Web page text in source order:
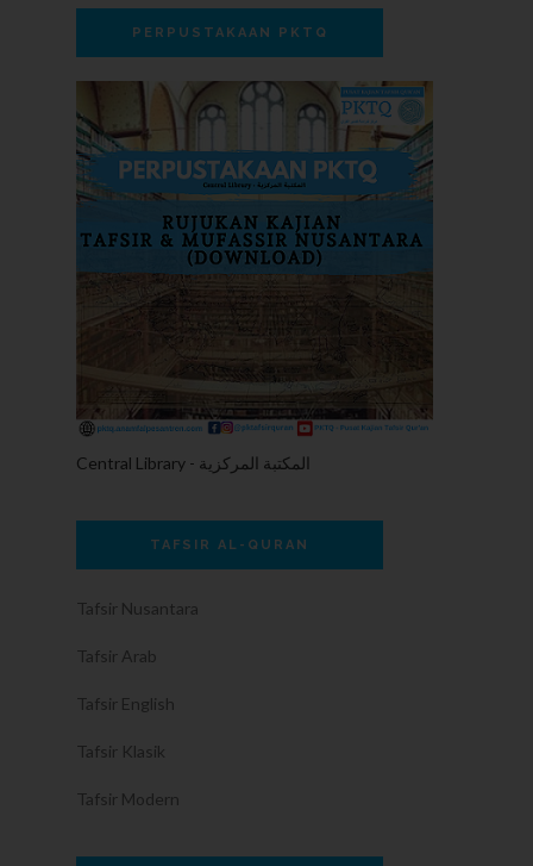
PERPUSTAKAAN PKTQ
Central Library - المكتبة المركزية
TAFSIR AL-QURAN
Tafsir Nusantara
Tafsir Arab
Tafsir English
Tafsir Klasik
Tafsir Modern